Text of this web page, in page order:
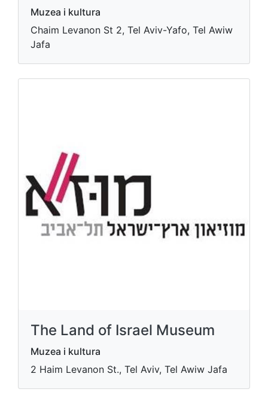
Muzea i kultura
Chaim Levanon St 2, Tel Aviv-Yafo, Tel Awiw
Jafa
The Land of Israel Museum
Muzea i kultura
2 Haim Levanon St., Tel Aviv, Tel Awiw Jafa